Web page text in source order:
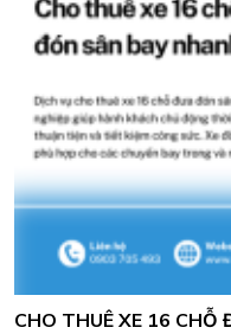
CHO THUÊ XE 16